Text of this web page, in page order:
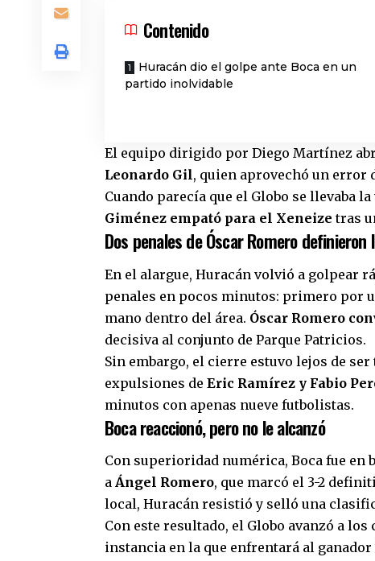
Contenido
Huracán dio el golpe ante Boca en un
partido inolvidable
El equipo dirigido por Diego Martínez
Leonardo Gil, quien aprovechó un error
Cuando parecía que el Globo se llevaba
Giménez empató para el Xeneize tras
Dos penales de Óscar Romero
En el alargue, Huracán volvió a golpear
penales en pocos minutos: primero por
mano dentro del área. Óscar Romero
decisiva al conjunto de Parque Patricios.
Sin embargo, el cierre estuvo lejos de
expulsiones de Eric Ramírez y Fabio
minutos con apenas nueve futbolistas.
Boca reaccionó, pero no le alcanzó
Con superioridad numérica, Boca fue en
a Ángel Romero, que marcó el 3-2
local, Huracán resistió y selló una
Con este resultado, el Globo avanzó a
instancia en la que enfrentará al